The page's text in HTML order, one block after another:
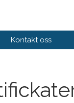
Kontakt oss